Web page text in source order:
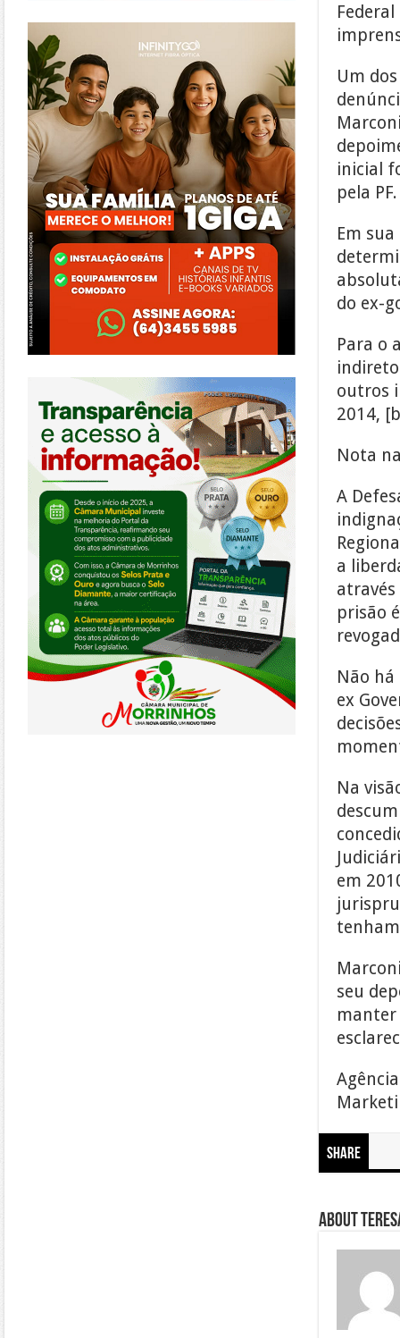
Um
inicial
pela PF.
Em
do ex-
Para o
outros
2014,
Nota
A
a
através
prisão
Não
ex
Na
em
seu
manter
Share
About
https://www.infinitygo.com.br/
https://morrinhos.go.leg.br/